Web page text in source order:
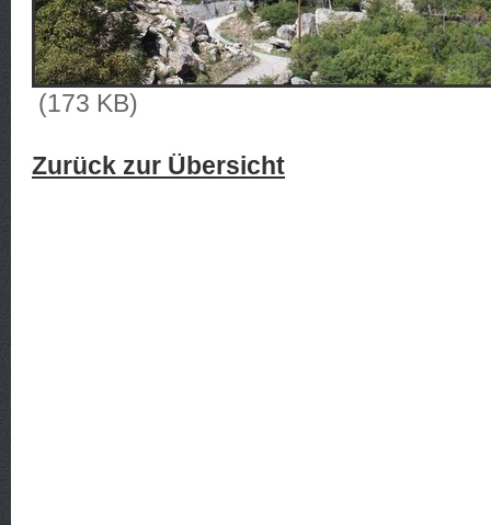
(173 KB)
Zurück zur Übersicht